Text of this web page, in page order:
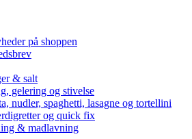
på shoppen
& salt
gelering og stivelse
nudler, spaghetti, lasagne og tortellini
og quick fix
& madlavning